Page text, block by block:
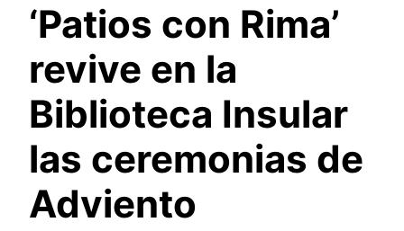
‘Patios con Rima’
revive en la
Biblioteca Insular
las ceremonias de
Adviento